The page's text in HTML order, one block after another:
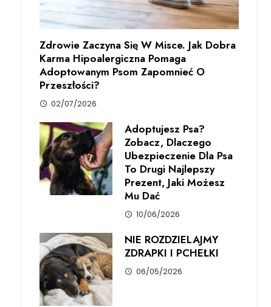
Zdrowie Zaczyna Się W Misce. Jak Dobra
Karma Hipoalergiczna Pomaga
Adoptowanym Psom Zapomnieć O
Przeszłości?
02/07/2026
Adoptujesz Psa?
Zobacz, Dlaczego
Ubezpieczenie Dla Psa
To Drugi Najlepszy
Prezent, Jaki Możesz
Mu Dać
10/06/2026
NIE ROZDZIELAJMY
ZDRAPKI I PCHEŁKI
06/05/2026